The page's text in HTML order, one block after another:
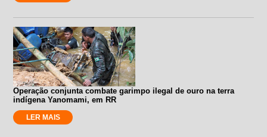
Operação conjunta combate garimpo ilegal de ouro na terra
indígena Yanomami, em RR
LER MAIS